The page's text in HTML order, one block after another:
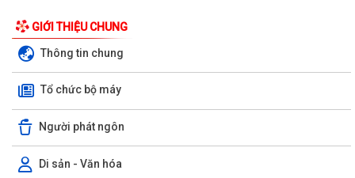
GIỚI THIỆU CHUNG
Thông tin chung
Tổ chức bộ máy
Người phát ngôn
Di sản - Văn hóa